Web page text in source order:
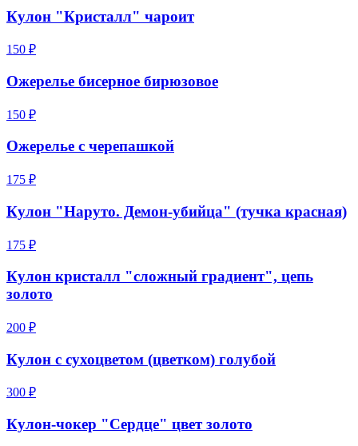
Кулон "Кристалл" чароит
150 ₽
Ожерелье бисерное бирюзовое
150 ₽
Ожерелье c черепашкой
175 ₽
Кулон "Наруто. Демон-убийца" (тучка красная)
175 ₽
Кулон кристалл "сложный градиент", цепь
золото
200 ₽
Кулон с сухоцветом (цветком) голубой
300 ₽
Кулон-чокер "Сердце" цвет золото